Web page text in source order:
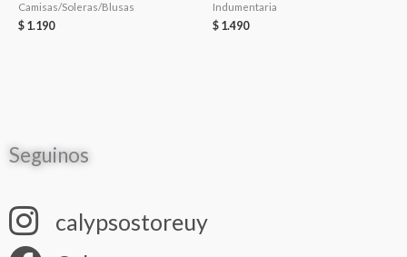
Camisas/Soleras/Blusas
$ 1.190
Indumentaria
$ 1.490
Seguinos
calypsostoreuy